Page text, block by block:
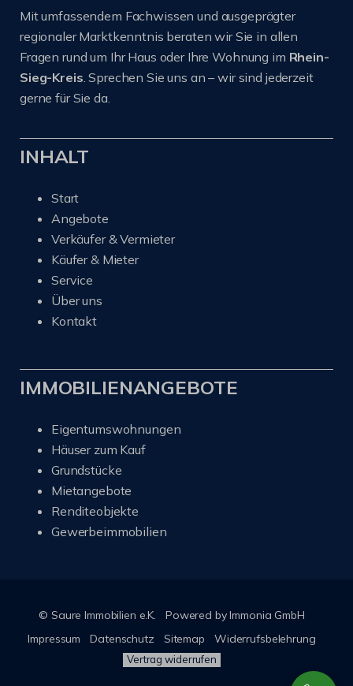
Mit umfassendem Fachwissen und ausgeprägter
regionaler Marktkenntnis beraten wir Sie in allen
Fragen rund um Ihr Haus oder Ihre Wohnung im Rhein-
Sieg-Kreis. Sprechen Sie uns an – wir sind jederzeit
gerne für Sie da.
INHALT
Start
Angebote
Verkäufer & Vermieter
Käufer & Mieter
Service
Über uns
Kontakt
IMMOBILIENANGEBOTE
Eigentumswohnungen
Häuser zum Kauf
Grundstücke
Mietangebote
Renditeobjekte
Gewerbeimmobilien
© Saure Immobilien e.K.
Powered by Immonia GmbH
Impressum
Datenschutz Sitemap Widerrufsbelehrung
Vertrag widerrufen